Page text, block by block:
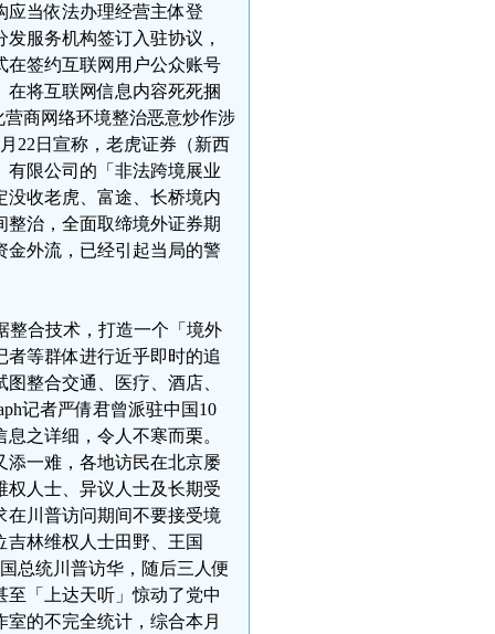
应当依法办理经营主体登
服务机构签订入驻协议，
在签约互联网用户公众账号
将互联网信息内容死死捆
商网络环境整治恶意炒作涉
22日宣称，老虎证券（新西
限公司的「非法跨境展业
收老虎、富途、长桥境内
治，全面取缔境外证券期
金外流，已经引起当局的警
整合技术，打造一个「境外
等群体进行近乎即时的追
整合交通、医疗、酒店、
记者严倩君曾派驻中国10
之详细，令人不寒而栗。
一难，各地访民在北京屡
人士、异议人士及长期受
川普访问期间不要接受境
林维权人士田野、王国
总统川普访华，随后三人便
「上达天听」惊动了党中
的不完全统计，综合本月